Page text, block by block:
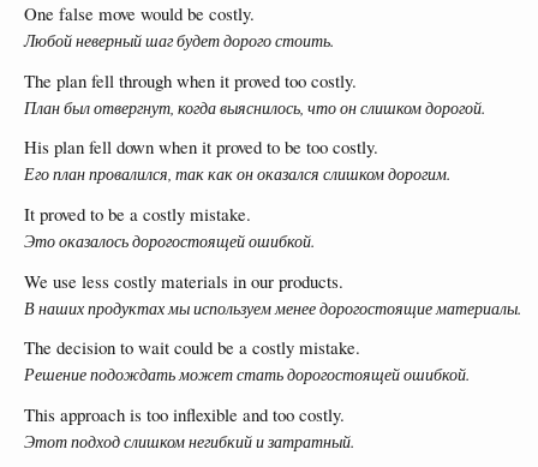
One false move would be costly.
Любой неверный шаг будет дорого стоить.
The plan fell through when it proved too costly.
План был отвергнут, когда выяснилось, что он слишком дорогой.
His plan fell down when it proved to be too costly.
Его план провалился, так как он оказался слишком дорогим.
It proved to be a costly mistake.
Это оказалось дорогостоящей ошибкой.
We use less costly materials in our products.
В наших продуктах мы используем менее дорогостоящие материалы.
The decision to wait could be a costly mistake.
Решение подождать может стать дорогостоящей ошибкой.
This approach is too inflexible and too costly.
Этот подход слишком негибкий и затратный.